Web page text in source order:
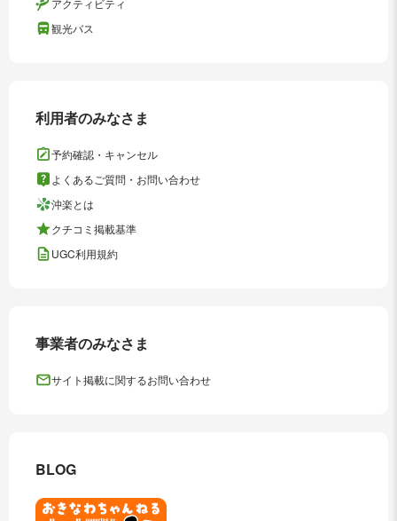
アクティビティ
観光バス
利用者のみなさま
予約確認・キャンセル
よくあるご質問・お問い合わせ
沖楽とは
クチコミ掲載基準
UGC利用規約
事業者のみなさま
サイト掲載に関するお問い合わせ
BLOG